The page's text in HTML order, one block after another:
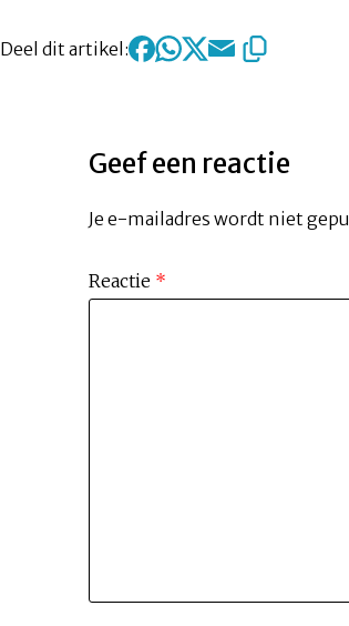
Deel dit artikel:
Geef een reactie
Je e-mailadres wordt niet
Reactie *